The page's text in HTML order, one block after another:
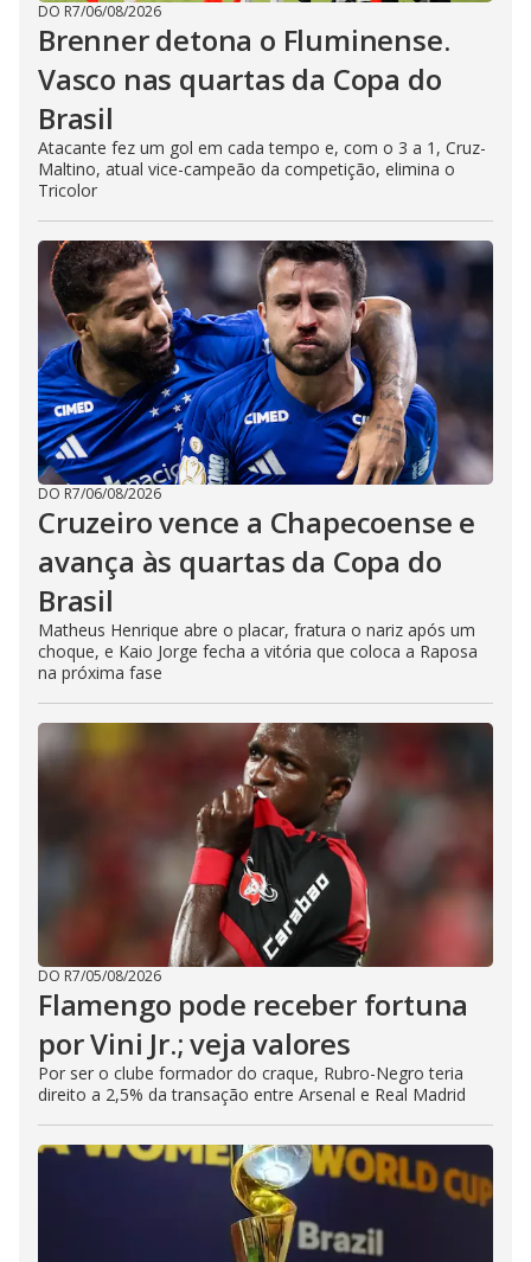
DO R7/06/08/2026
Brenner detona o Fluminense.
Vasco nas quartas da Copa do
Brasil
Atacante fez um gol em cada tempo e, com o 3 a 1, Cruz-
Maltino, atual vice-campeão da competição, elimina o
Tricolor
DO R7/06/08/2026
Cruzeiro vence a Chapecoense e
avança às quartas da Copa do
Brasil
Matheus Henrique abre o placar, fratura o nariz após um
choque, e Kaio Jorge fecha a vitória que coloca a Raposa
na próxima fase
DO R7/05/08/2026
Flamengo pode receber fortuna
por Vini Jr.; veja valores
Por ser o clube formador do craque, Rubro-Negro teria
direito a 2,5% da transação entre Arsenal e Real Madrid